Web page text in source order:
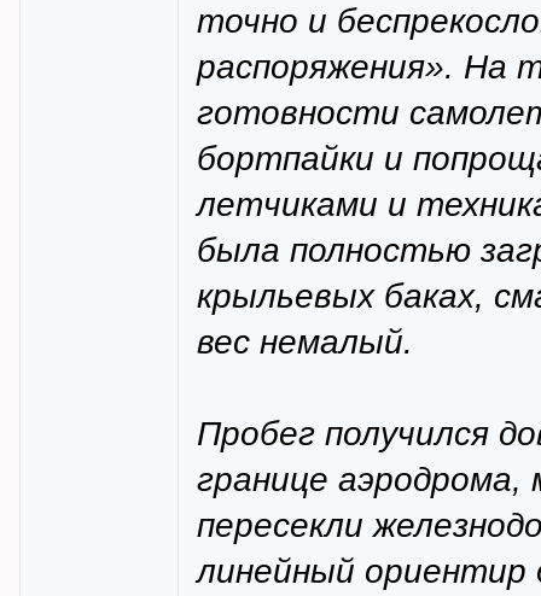
точно и
распоряжения». На
готовности
бортпайки и
летчиками и
была полностью
крыльевых баках,
вес немалый.
Пробег получился
границе аэродрома,
пересекли
линейный ориентир